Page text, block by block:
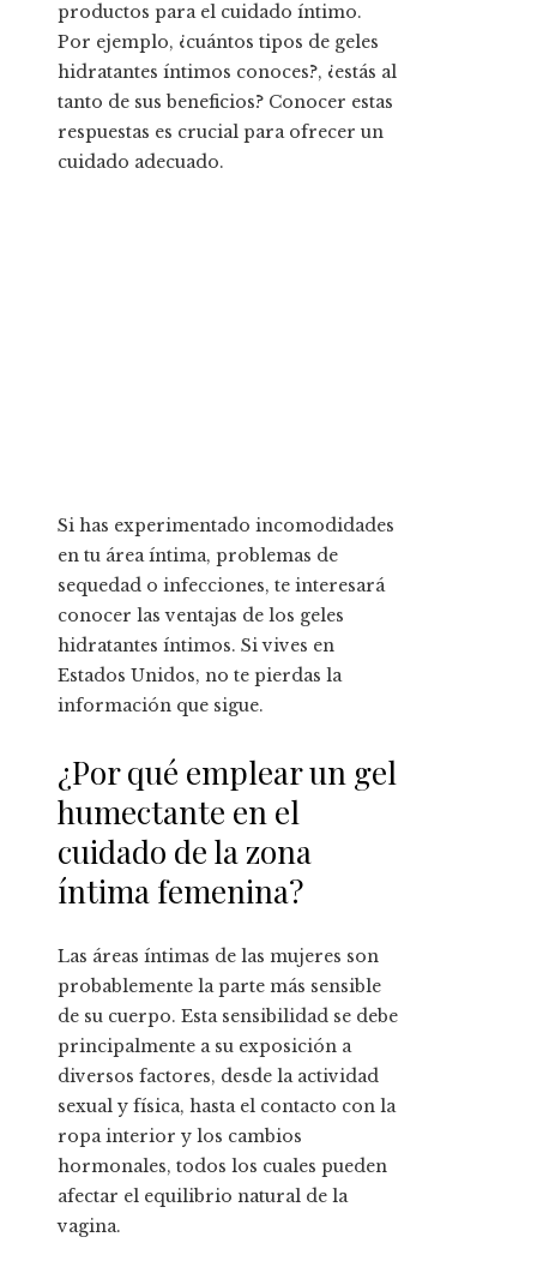
productos para el cuidado íntimo.
Por ejemplo, ¿cuántos tipos de geles
hidratantes íntimos conoces?, ¿estás al
tanto de sus beneficios? Conocer estas
respuestas es crucial para ofrecer un
cuidado adecuado.
Si has experimentado incomodidades
en tu área íntima, problemas de
sequedad o infecciones, te interesará
conocer las ventajas de los geles
hidratantes íntimos. Si vives en
Estados Unidos, no te pierdas la
información que sigue.
¿Por qué emplear un gel
humectante en el
cuidado de la zona
íntima femenina?
Las áreas íntimas de las mujeres son
probablemente la parte más sensible
de su cuerpo. Esta sensibilidad se debe
principalmente a su exposición a
diversos factores, desde la actividad
sexual y física, hasta el contacto con la
ropa interior y los cambios
hormonales, todos los cuales pueden
afectar el equilibrio natural de la
vagina.